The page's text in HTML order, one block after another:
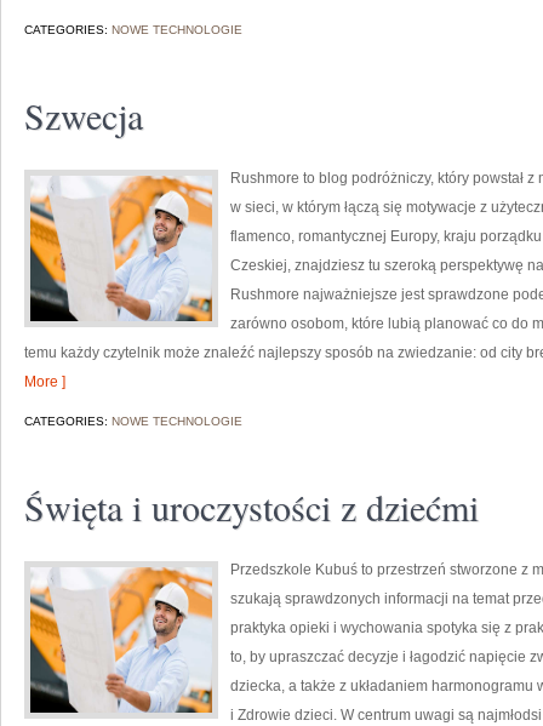
CATEGORIES: NOWE TECHNOLOGIE
Szwecja
Rushmore to blog podróżniczy, który powstał
w sieci, w którym łączą się motywacje z
flamenco, romantycznej Europy, kraju
Czeskiej, znajdziesz tu szeroką perspektywę
Rushmore najważniejsze jest sprawdzone
zarówno osobom, które lubią planować co do
temu każdy czytelnik może znaleźć najlepszy sposób na zwiedzanie: od city
More ]
CATEGORIES: NOWE TECHNOLOGIE
Święta i uroczystości z dziećmi
Przedszkole Kubuś to przestrzeń stworzone z
szukają sprawdzonych informacji na temat
praktyka opieki i wychowania spotyka się z
to, by upraszczać decyzje i łagodzić napięcie
dziecka, a także z układaniem
i Zdrowie dzieci. W centrum uwagi są